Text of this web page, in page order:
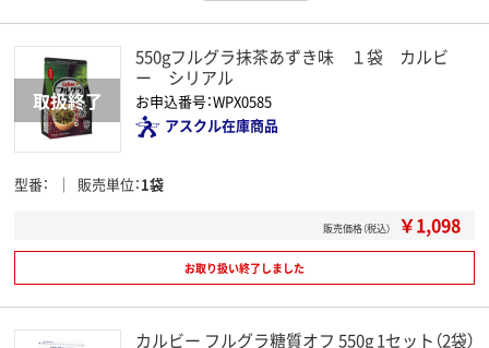
550gフルグラ抹茶あずき味 １袋 カルビ
ー シリアル
お申込番号：WPX0585
アスクル在庫商品
型番 販売単位 1袋
販売価格（税込） ￥1,098
お取り扱い終了しました
カルビー フルグラ糖質オフ 550g 1セット（2袋）